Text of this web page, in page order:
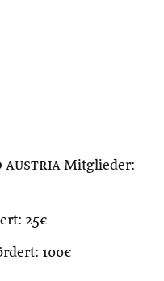
austria Mitglieder:
25€
100€